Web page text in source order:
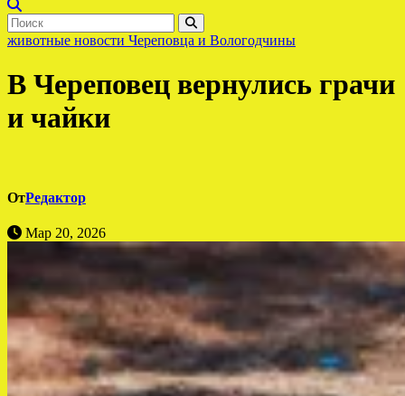
животные новости Череповца и Вологодчины
В Череповец вернулись грачи
и чайки
ОтРедактор
Мар 20, 2026